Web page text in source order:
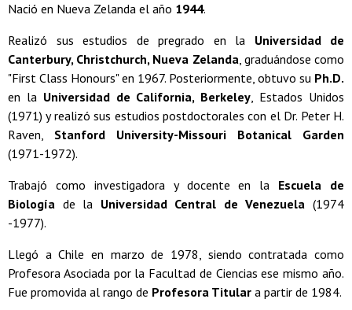
Nació en Nueva Zelanda el año 1944.
Realizó sus estudios de pregrado en la Universidad de
Canterbury, Christchurch, Nueva Zelanda, graduándose como
"First Class Honours" en 1967. Posteriormente, obtuvo su Ph.D.
en la Universidad de California, Berkeley, Estados Unidos
(1971) y realizó sus estudios postdoctorales con el Dr. Peter H.
Raven, Stanford University-Missouri Botanical Garden
(1971-1972).
Trabajó como investigadora y docente en la Escuela de
Biología de la Universidad Central de Venezuela (1974
-1977).
Llegó a Chile en marzo de 1978, siendo contratada como
Profesora Asociada por la Facultad de Ciencias ese mismo año.
Fue promovida al rango de Profesora Titular a partir de 1984.